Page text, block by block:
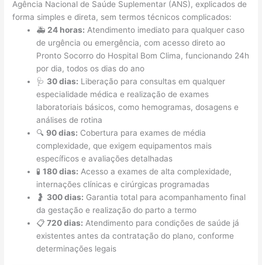
Agência Nacional de Saúde Suplementar (ANS), explicados de
forma simples e direta, sem termos técnicos complicados:
🚑 24 horas: Atendimento imediato para qualquer caso
de urgência ou emergência, com acesso direto ao
Pronto Socorro do Hospital Bom Clima, funcionando 24h
por dia, todos os dias do ano
🩺 30 dias: Liberação para consultas em qualquer
especialidade médica e realização de exames
laboratoriais básicos, como hemogramas, dosagens e
análises de rotina
🔍90 dias: Cobertura para exames de média
complexidade, que exigem equipamentos mais
específicos e avaliações detalhadas
🧪180 dias: Acesso a exames de alta complexidade,
internações clínicas e cirúrgicas programadas
🤰 300 dias: Garantia total para acompanhamento final
da gestação e realização do parto a termo
📋720 dias: Atendimento para condições de saúde já
existentes antes da contratação do plano, conforme
determinações legais